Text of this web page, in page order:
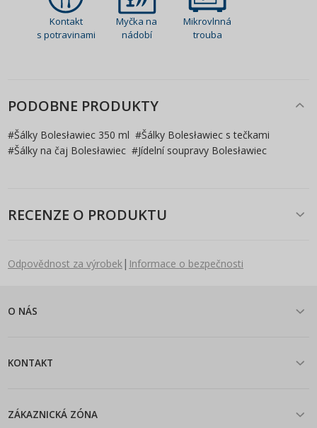
Kontakt
s potravinami
Myčka na
nádobí
Mikrovlnná
trouba
PODOBNE PRODUKTY
#Šálky Bolesławiec 350 ml #Šálky Bolesławiec s tečkami
#Šálky na čaj Bolesławiec #Jídelní soupravy Bolesławiec
RECENZE O PRODUKTU
Odpovědnost za výrobek| Informace o bezpečnosti
O NÁS
KONTAKT
ZÁKAZNICKÁ ZÓNA